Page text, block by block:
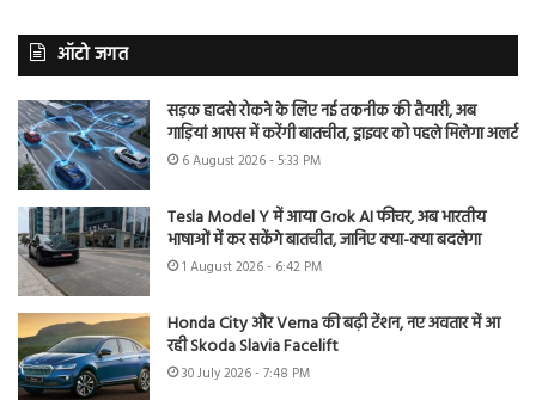
ऑटो जगत
सड़क हादसे रोकने के लिए नई तकनीक की तैयारी, अब
गाड़ियां आपस में करेंगी बातचीत, ड्राइवर को पहले मिलेगा अलर्ट
6 August 2026 - 5:33 PM
Tesla Model Y में आया Grok AI फीचर, अब भारतीय
भाषाओं में कर सकेंगे बातचीत, जानिए क्या-क्या बदलेगा
1 August 2026 - 6:42 PM
Honda City और Verna की बढ़ी टेंशन, नए अवतार में आ
रही Skoda Slavia Facelift
30 July 2026 - 7:48 PM